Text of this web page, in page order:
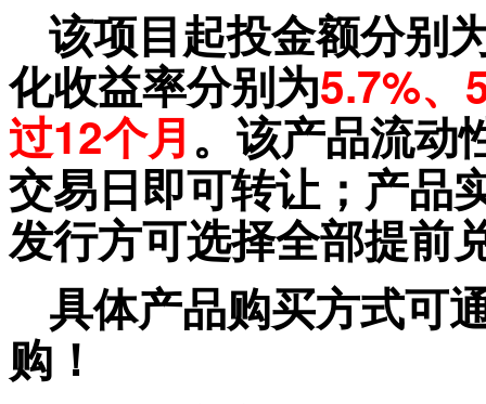
该项目起投金额分别
化收益率分别为5.7%、
过12个月。该产品流动
交易日即可转让；产品
发行方可选择全部提前
具体产品购买方式可
购！